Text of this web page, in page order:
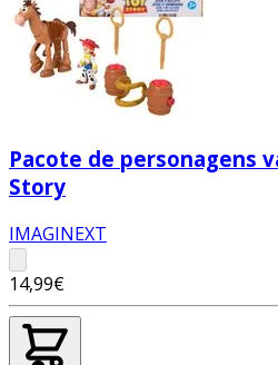
Pacote de personagens
Story
IMAGINEXT
14,99€